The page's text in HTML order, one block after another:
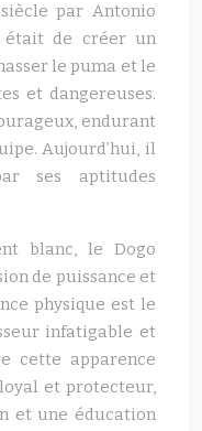
par Antonio
était de créer un
le puma et le
et dangereuses.
endurant
Aujourd’hui, il
ses aptitudes
blanc, le Dogo
de puissance et
physique est le
infatigable et
cette apparence
et protecteur,
et une éducation